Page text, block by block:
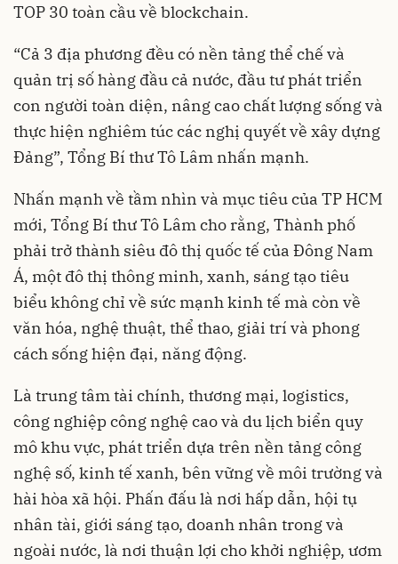
TOP 30 toàn cầu về blockchain.
“Cả 3 địa phương đều có nền tảng thể chế và
quản trị số hàng đầu cả nước, đầu tư phát triển
con người toàn diện, nâng cao chất lượng sống và
thực hiện nghiêm túc các nghị quyết về xây dựng
Đảng”, Tổng Bí thư Tô Lâm nhấn mạnh.
Nhấn mạnh về tầm nhìn và mục tiêu của TP HCM
mới, Tổng Bí thư Tô Lâm cho rằng, Thành phố
phải trở thành siêu đô thị quốc tế của Đông Nam
Á, một đô thị thông minh, xanh, sáng tạo tiêu
biểu không chỉ về sức mạnh kinh tế mà còn về
văn hóa, nghệ thuật, thể thao, giải trí và phong
cách sống hiện đại, năng động.
Là trung tâm tài chính, thương mại, logistics,
công nghiệp công nghệ cao và du lịch biển quy
mô khu vực, phát triển dựa trên nền tảng công
nghệ số, kinh tế xanh, bên vững về môi trường và
hài hòa xã hội. Phấn đấu là nơi hấp dẫn, hội tụ
nhân tài, giới sáng tạo, doanh nhân trong và
ngoài nước, là nơi thuận lợi cho khởi nghiệp, ươm